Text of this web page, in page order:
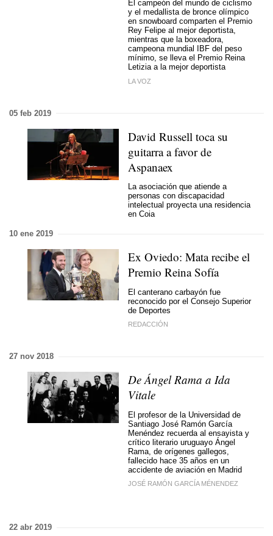
El campeón del mundo de ciclismo
y el medallista de bronce olímpico
en snowboard comparten el Premio
Rey Felipe al mejor deportista,
mientras que la boxeadora,
campeona mundial IBF del peso
mínimo, se lleva el Premio Reina
Letizia a la mejor deportista
LA VOZ
05 feb 2019
David Russell toca su
guitarra a favor de
Aspanaex
La asociación que atiende a
personas con discapacidad
intelectual proyecta una residencia
en Coia
10 ene 2019
Ex Oviedo: Mata recibe el
Premio Reina Sofía
El canterano carbayón fue
reconocido por el Consejo Superior
de Deportes
REDACCIÓN
27 nov 2018
De Ángel Rama a Ida
Vitale
El profesor de la Universidad de
Santiago José Ramón García
Menéndez recuerda al ensayista y
crítico literario uruguayo Ángel
Rama, de orígenes gallegos,
fallecido hace 35 años en un
accidente de aviación en Madrid
JOSÉ RAMÓN GARCÍA MÉNENDEZ
22 abr 2019